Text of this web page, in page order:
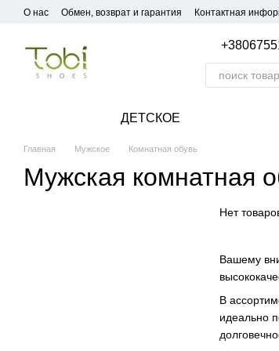
Перейти к основному контенту
О нас Обмен, возврат и гарантия Контактная
ДЕТСКОЕ
Главная Мужское Комнатная обувь
Мужская комнатная
Вашему
В
идеально
Нет